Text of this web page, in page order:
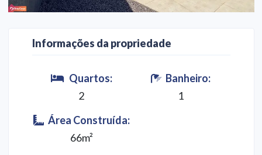
Informações da propriedade
Quartos:
2
Banheiro:
1
Área Construída:
66m²